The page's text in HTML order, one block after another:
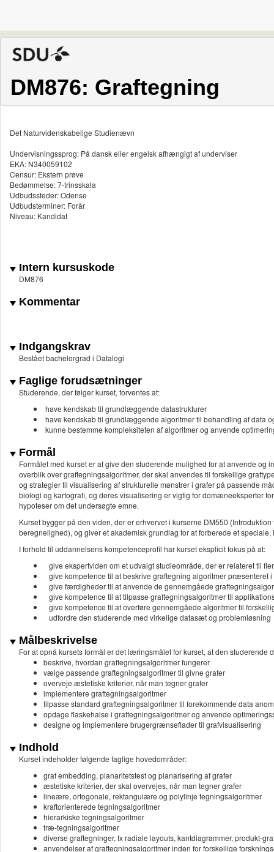
DM876: Graftegning
Det Naturvidenskabelige Studienævn
Undervisningssprog: På dansk eller engelsk afhængigt af underviser
EKA: N340059102
Censur: Ekstern prøve
Bedømmelse: 7-trinsskala
Udbudssteder: Odense
Udbudsterminer: Forår
Niveau: Kandidat
Intern kursuskode
DM876
Kommentar
Indgangskrav
Bestået bachelorgrad i Datalogi
Faglige forudsætninger
Studerende, der følger kurset, forventes at:
have kendskab til grundlæggende datastrukturer
have kendskab til grundlæggende algoritmer til behandling af data
kunne bestemme kompleksiteten af algoritmer og anvende
Formål
Formålet med kurset er at give den studerende mulighed for at anvende
overblik over graftegningsalgoritmer, der skal anvendes til forskellige
og strategier til visualisering af strukturelle mønstrer i grafer på passende
biologi og kartografi, og deres visualisering er vigtig for domæneeksperter
hypoteser om det undersøgte emne.
Kurset bygger på den viden, der er erhvervet i kurserne DM550
beregnelighed), og giver et akademisk grundlag for at forberede et speciale,
I forhold til uddannelsens kompetenceprofil har kurset eksplicit fokus på at:
give ekspertviden om et udvalgt studieområde, der er relateret til
give kompetence til at beskrive graftegning algoritmer præsenteret i
give færdigheder til at anvende de gennemgåede
give kompetence til at tilpasse graftegningsalgoritmer til
give kompetence til at overføre gennemgåede algoritmer til
udfordre den studerende med virkelige datasæt og problemløsning
Målbeskrivelse
For at opnå kursets formål er det læringsmålet for kurset, at den studerende
beskrive, hvordan graftegningsalgoritmer fungerer
vælge passende graftegningsalgoritmer til givne grafer
overveje æstetiske kriterier, når man tegner grafer
implementere graftegningsalgoritmer
tilpasse standard graftegningsalgoritmer til forekommende data
opdage flaskehalse i graftegningsalgoritmer og anvende
designe og implementere brugergrænseflader til grafvisualisering
Indhold
Kurset indeholder følgende faglige hovedområder:
graf embedding, planaritetstest og planarisering af grafer
æstetiske kriterier, der skal overvejes, når man tegner grafer
lineære, ortogonale, rektangulære og polylinje tegningsalgoritmer
kraftorienterede tegningsalgoritmer
hierarkiske tegningsalgoritmer
træ-tegningsalgoritmer
diverse graftegninger, fx radiale layouts, kantdiagrammer, produkt-
anvendelser af graftegningsalgoritmer inden for forskellige